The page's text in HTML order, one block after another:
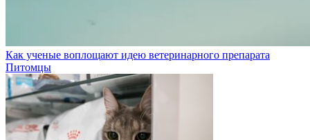
Как ученые воплощают идею ветеринарного препарата
Питомцы